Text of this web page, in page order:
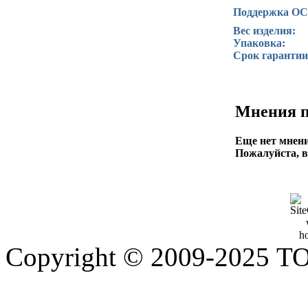
Поддержка
Вес изделия:
Упаковка:
Срок
Мнения
Еще нет
Пожалуйста,
Copyright © 2009-2025